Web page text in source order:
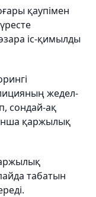
қаупімен
іс-қимылды
жедел-
сондай-ақ
қаржылық
табатын